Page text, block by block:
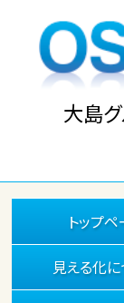
大島
トップ
見える化